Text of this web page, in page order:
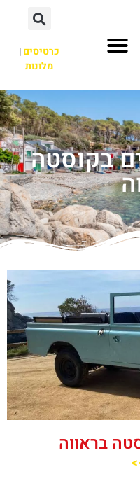
כרטיסים|
מלונות
בקוסטה
בראווה